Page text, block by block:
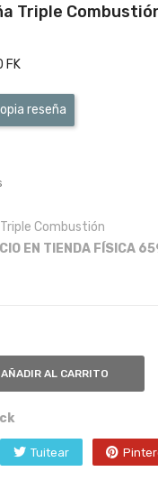
Triple
FK
reseña
Combustión
EN TIENDA FÍSICA
AÑADIR AL CARRITO
Tuitear